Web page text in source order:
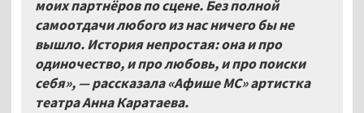
моих партнёров по сцене. Без полной
самоотдачи любого из нас ничего бы не
вышло. История непростая: она и про
одиночество, и про любовь, и про поиски
себя», — рассказала «Афише МС» артистка
театра Анна Каратаева.